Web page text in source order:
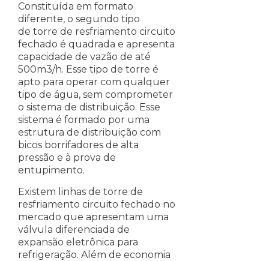
Constituída em formato
diferente, o segundo tipo
de torre de resfriamento circuito
fechado é quadrada e apresenta
capacidade de vazão de até
500m3/h. Esse tipo de torre é
apto para operar com qualquer
tipo de água, sem comprometer
o sistema de distribuição. Esse
sistema é formado por uma
estrutura de distribuição com
bicos borrifadores de alta
pressão e à prova de
entupimento.
Existem linhas de torre de
resfriamento circuito fechado no
mercado que apresentam uma
válvula diferenciada de
expansão eletrônica para
refrigeração. Além de economia